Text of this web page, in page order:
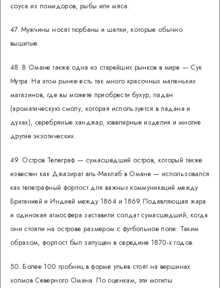
соуса из помидоров, рыбы или мяса.
47. Мужчины носят тюрбаны и шапки, которые обычно
вышитые.
48. В Омане также одна из старейших рынков в мире — Сук
Мутра. На этом рынке есть так много красочных маленьких
магазинов, где вы можете приобрести бухур, ладан
(ароматическую смолу, которая используется в ладана и
духах), серебряные ханджар, ювелирные изделия и многие
другие экзотических.
49. Остров Телеграф — сумасшедший остров, который также
известен как Джазират аль-Маклаб в Омане — использовался
как телеграфный форпост для важных коммуникаций между
Британией и Индией между 1864 и 1869 Подавляющая жара
и одинокая атмосфера заставили солдат сумасшедший, когда
они стояли на острове размером с футбольное поле. Таким
образом, форпост был запущен в середине 1870-х годов.
50. Более 100 гробниц в форме ульев стоят на вершинах
холмов Северного Омана. По оценкам, эти могилы